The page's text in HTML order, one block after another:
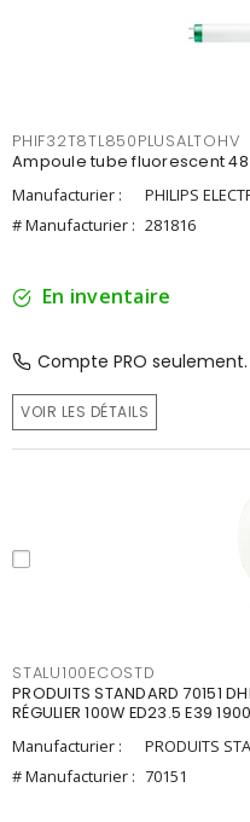
PHIF32T8TL850PLUSALTOHV
Ampoule tube fluorescent 48
Manufacturier :
PHILIPS
# Manufacturier : 281816
En inventaire
Compte PRO
VOIR LES DÉTAILS
STALU100ECOSTD
PRODUITS STANDARD 70151
RÉGULIER 100W ED23.5 E39
Manufacturier :
PRODUITS
# Manufacturier : 70151